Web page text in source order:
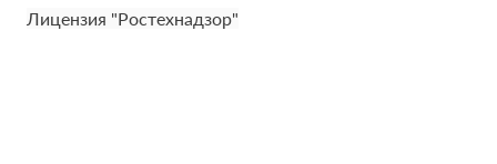
Лицензия "Ростехнадзор"